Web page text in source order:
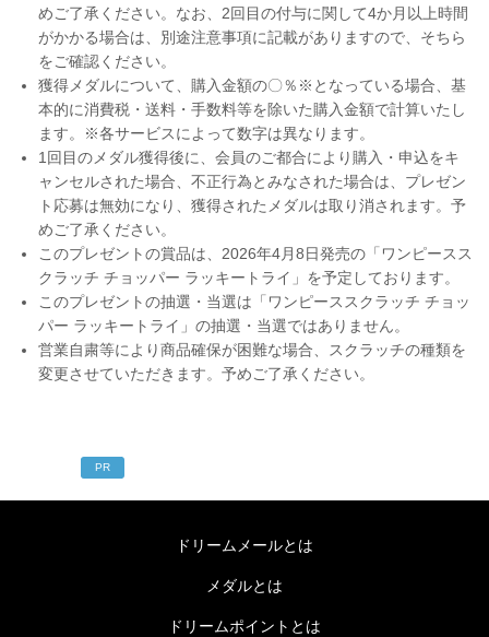
めご了承ください。なお、2回目の付与に関して4か月以上時間
がかかる場合は、別途注意事項に記載がありますので、そちら
をご確認ください。
獲得メダルについて、購入金額の〇％※となっている場合、基
本的に消費税・送料・手数料等を除いた購入金額で計算いたし
ます。※各サービスによって数字は異なります。
1回目のメダル獲得後に、会員のご都合により購入・申込をキ
ャンセルされた場合、不正行為とみなされた場合は、プレゼン
ト応募は無効になり、獲得されたメダルは取り消されます。予
めご了承ください。
このプレゼントの賞品は、2026年4月8日発売の「ワンピースス
クラッチ チョッパー ラッキートライ」を予定しております。
このプレゼントの抽選・当選は「ワンピーススクラッチ チョッ
パー ラッキートライ」の抽選・当選ではありません。
営業自粛等により商品確保が困難な場合、スクラッチの種類を
変更させていただきます。予めご了承ください。
PR
ドリームメールとは
メダルとは
ドリームポイントとは